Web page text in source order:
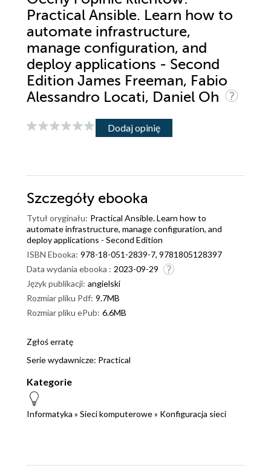
Practical Ansible. Learn how to
automate infrastructure,
manage configuration, and
deploy applications - Second
Edition James Freeman, Fabio
Alessandro Locati, Daniel Oh
Dodaj opinię
Szczegóły ebooka
Tytuł oryginału: Practical Ansible. Learn how to
automate infrastructure, manage configuration, and
deploy applications - Second Edition
ISBN Ebooka: 978-18-051-2839-7, 9781805128397
Data wydania ebooka : 2023-09-29
Język publikacji: angielski
Rozmiar pliku Pdf: 9.7MB
Rozmiar pliku ePub: 6.6MB
Zgłoś erratę
Serie wydawnicze: Practical
Kategorie
Informatyka » Sieci komputerowe» Konfiguracja sieci